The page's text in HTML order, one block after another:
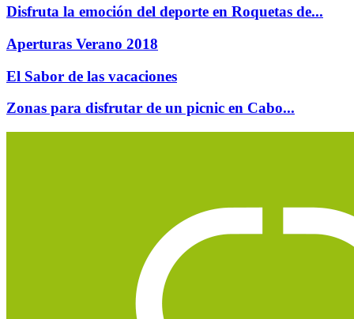
Disfruta la emoción del deporte en Roquetas de...
Aperturas Verano 2018
El Sabor de las vacaciones
Zonas para disfrutar de un picnic en Cabo...